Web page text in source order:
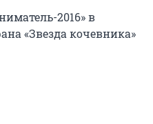
2016» в
«Звезда кочевника»